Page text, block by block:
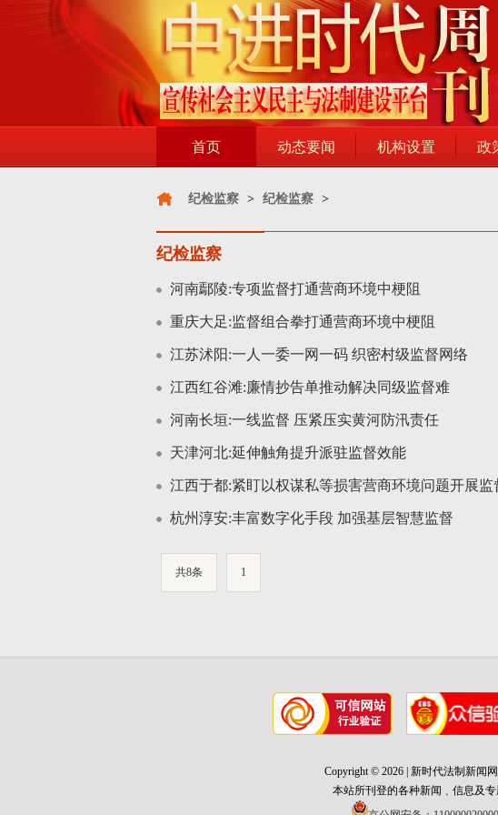
首页 动态要闻 机构设置 政
纪检监察 > 纪检监察 >
纪检监察
河南鄢陵:专项监督打通营商环境中梗阻
重庆大足:监督组合拳打通营商环境中梗阻
江苏沭阳:一人一委一网一码 织密村级监督网络
江西红谷滩:廉情抄告单推动解决同级监督难
河南长垣:一线监督 压紧压实黄河防汛责任
天津河北:延伸触角提升派驻监督效能
江西于都:紧盯以权谋私等损害营商环境问题开展监
杭州淳安:丰富数字化手段 加强基层智慧监督
共8条 1
Copyright © 2026 | 新时代法制新闻
本站所刊登的各种新闻﹑信息及